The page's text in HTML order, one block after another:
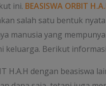
ini. BEASISWA ORBIT
salah satu bentuk
manusia yang
keluarga. Berikut
H.A.H dengan beasiswa